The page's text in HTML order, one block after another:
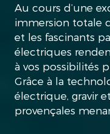
Au cours d’une
immersion totale
et les fascinants
électriques
à vos possibilités
Grâce à la
électrique, gravir
provençales